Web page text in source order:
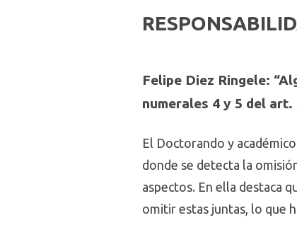
Felipe Diez Ringele:
numerales 4 y 5 del art.
El Doctorando y
donde se detecta la
aspectos. En ella destaca
omitir estas juntas, lo que